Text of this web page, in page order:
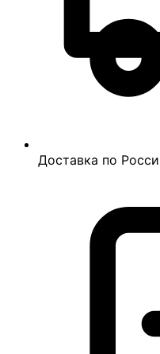
Доставка по